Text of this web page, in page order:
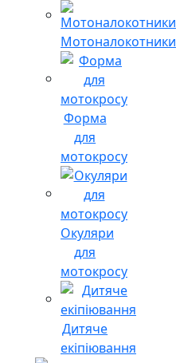
Мотоналокотники
Форма
для
мотокросу
Окуляри
для
мотокросу
Дитяче
екіпіювання